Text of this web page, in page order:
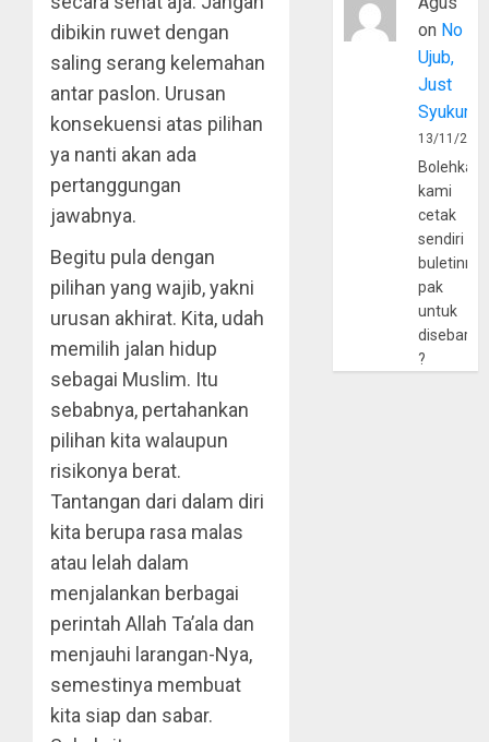
dibikin ruwet dengan
saling serang kelemahan
antar paslon. Urusan
konsekuensi atas pilihan
ya nanti akan ada
pertanggungan
jawabnya.
Begitu pula dengan
pilihan yang wajib, yakni
urusan akhirat. Kita, udah
memilih jalan hidup
sebagai Muslim. Itu
sebabnya, pertahankan
pilihan kita walaupun
risikonya berat.
Tantangan dari dalam diri
kita berupa rasa malas
atau lelah dalam
menjalankan berbagai
perintah Allah Ta’ala dan
menjauhi larangan-Nya,
semestinya membuat
kita siap dan sabar.
on No
Ujub,
Just
Syukur
13/11/
Bolehkah
kami
cetak
sendiri
pak
untuk
?